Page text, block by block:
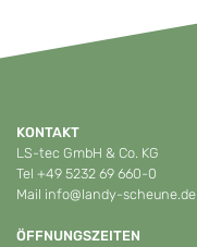
KONTAKT
LS-tec GmbH & Co. KG
Tel +49 5232 69 660-0
Mail info@landy-scheune.de
ÖFFNUNGSZEITEN